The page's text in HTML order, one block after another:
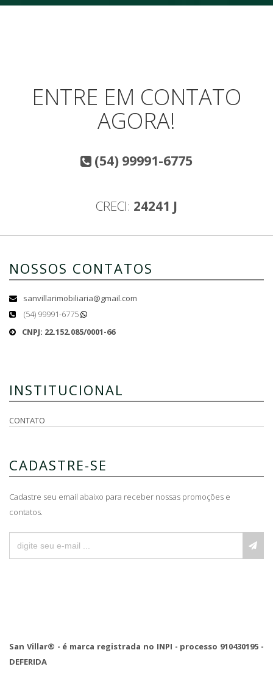
ENTRE EM CONTATO
AGORA!
(54) 99991-6775
CRECI: 24241 J
NOSSOS CONTATOS
sanvillarimobiliaria@gmail.com
(54) 99991-6775
CNPJ: 22.152.085/0001-66
INSTITUCIONAL
CONTATO
CADASTRE-SE
Cadastre seu email abaixo para receber nossas promoções e
contatos.
San Villar® - é marca registrada no INPI - processo 910430195 -
DEFERIDA